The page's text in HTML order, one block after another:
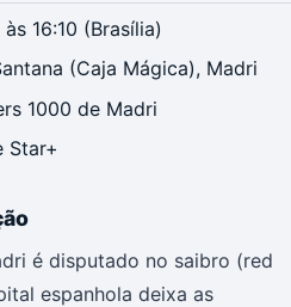
16:10 (Brasília)
(Caja Mágica), Madri
1000 de Madri
Star+
é disputado no saibro (red
espanhola deixa as